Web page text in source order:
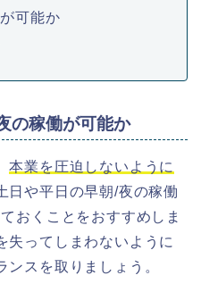
可能か
の稼働が可能か
本業を圧迫しないように
日や平日の早朝/夜の稼働
おくことをおすすめしま
失ってしまわないように
スを取りましょう。